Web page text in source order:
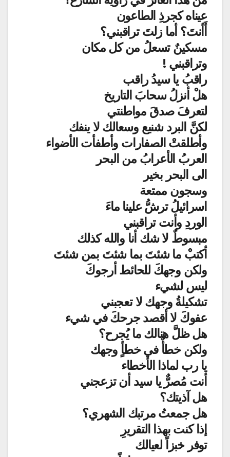
عيناه كجرذِ الطاعون
أَأنتَ؟ أما زلتَ تراقبني؟
مسكينٌ تسعلُ من كل مكان
وتراقبني !
راقبُ يا سيدُ راقب
هلْ أنزلُ سحابَ التاريخ
لتعرفَ صدقَ مواطنتي
لكنَّ البرد شنيع وسعالك لا ينفك
وأطلقتْ الصفارات وأطفأت الأضواء
العربُ الأعرابُ من البحر
الى البحر بخير
وسجون ممتعة
اسرائيلُ ترشُّ علينا ماءَ
الوردِ وأنت تراقبني
مبسوطٌ لا شك أنا والله كذلك
أكتبْ ما شئتَ بما شئتَ بمن شئتَ
ولكن وجهكَ للحائط أرجوكَ
ليس لشيء
تشكيلةُ وجهك لا تعجبني
عفوكَ لا أقصد جرحكَ في شيء
هل ظلَّ هنالك ما يُجرح؟
ولكن خطأٌ في خطأٍ وجهك
يا رب لماذا الأخطاء
أنت مُصرٌّ يا سيد أن تزعجني
هل آذيتك؟
هل جمعتُ مرتبك الشهري؟
إذا كنت بهذا التقريرِ
توفر خبزاً لعيالك